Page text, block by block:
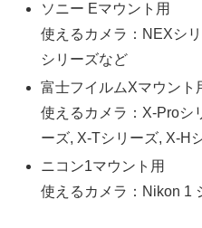
ソニー Eマウント用
使えるカメラ：NEXシ
シリーズなど
富士フイルムXマウント
使えるカメラ：X-Proシ
ーズ, X-Tシリーズ, X-H
ニコン1マウント用
使えるカメラ：Nikon 1